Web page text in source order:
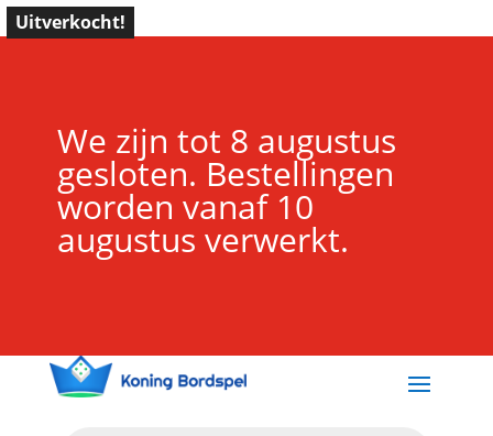
We zijn tot 8 augustus
gesloten. Bestellingen
worden vanaf 10
augustus verwerkt.
Uitverkocht!